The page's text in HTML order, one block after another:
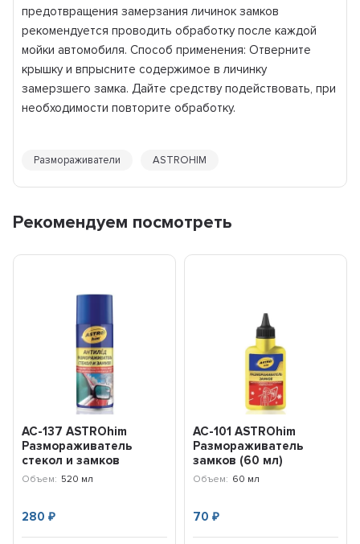
предотвращения замерзания личинок замков
рекомендуется проводить обработку после каждой
мойки автомобиля. Способ применения: Отверните
крышку и впрысните содержимое в личинку
замерзшего замка. Дайте средству подействовать, при
необходимости повторите обработку.
Размораживатели ASTROHIM
Рекомендуем посмотреть
AC-137 ASTROhim
Размораживатель
стекол и замков
"Антилед" (аэрозоль...
Объем: 520 мл
280₽
AC-101 ASTROhim
Размораживатель
замков (60 мл)
Объем: 60 мл
70 ₽